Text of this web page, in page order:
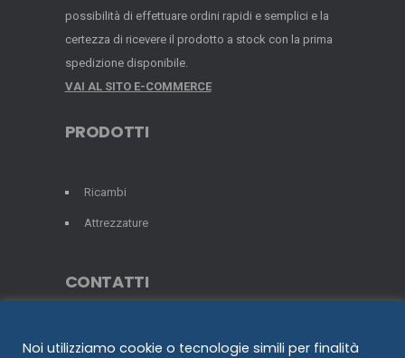
possibilità di effettuare ordini rapidi e semplici e la
certezza di ricevere il prodotto a stock con la prima
spedizione disponibile.
VAI AL SITO E-COMMERCE
PRODOTTI
Ricambi
Attrezzature
CONTATTI
+39 02.376781
Noi utilizziamo cookie o tecnologie simili per finalità